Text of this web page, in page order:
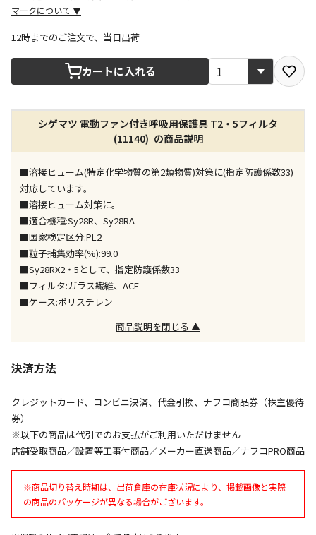
マークについて ▼
宅配や店舗受取を選択できる商品です
店舗のみで受取できる商品です（宅配便でのお届けが
できません）
※同時購入の商品は、全て同じ店舗での受取となりま
す
特定の店舗のみで受取ができる商品です（宅配便での
お届けができません）
※同時購入の商品は、全て同じ店舗での受取となりま
す
委託業者によりお届けする商品です
※ほか商品との同時購入はできません。お手数です
が、ご購入手続きを分けてお買い求めください
※支払い方法の代金引換は選択できません。
※電話注文はできません。
宅配のみでお届けする商品です（店舗受取は選択でき
午前9時までのご注文確定した商品については、当日に
ただし、メーカーの営業日に基づき出荷手続きを行う
ため、通常よりお時間をいただく場合がございます。
また、日曜・祝日や年末年始などの長期休業期間中
は、休業明けからの出荷対応となります。
設置工事代金も含まれた商品です
12時までのご注文で、当日出荷
カートに入れる
シゲマツ 電動ファン付き呼吸用保護具 T2・5フィルタ
(11140) の商品説明
■溶接ヒューム(特定化学物質の第2類物質)対策に(指定防護係数33)
対応しています。
■溶接ヒューム対策に。
■適合機種:Sy28R、Sy28RA
■国家検定区分:PL2
■粒子捕集効率(%):99.0
■Sy28RX2・5として、指定防護係数33
■フィルタ:ガラス繊維、ACF
■ケース:ポリスチレン
商品説明を閉じる ▲
決済方法
クレジットカード、コンビニ決済、代金引換、ナフコ商品券（株主優待
券）
※以下の商品は代引でのお支払がご利用いただけません
店舗受取商品／設置等工事付商品／メーカー直送商品／ナフコPRO商品
※商品切り替え時期は、出荷倉庫の在庫状況により、掲載画像と実際
の商品のパッケージが異なる場合がございます。